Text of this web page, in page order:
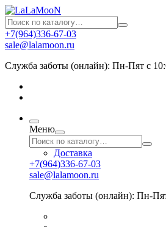
+7(964)336-67-03
sale@lalamoon.ru
Служба заботы (онлайн): Пн-Пят с
Меню
Доставка
+7(964)336-67-03
sale@lalamoon.ru
Служба заботы (онлайн): Пн-